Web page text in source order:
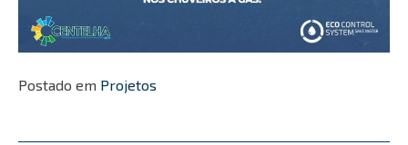
Postado em Projetos